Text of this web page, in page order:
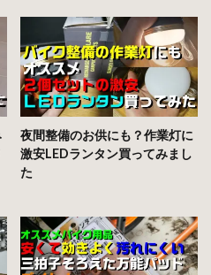
夜間整備のお供にも？作業灯に
激安LEDランタン買ってみまし
た